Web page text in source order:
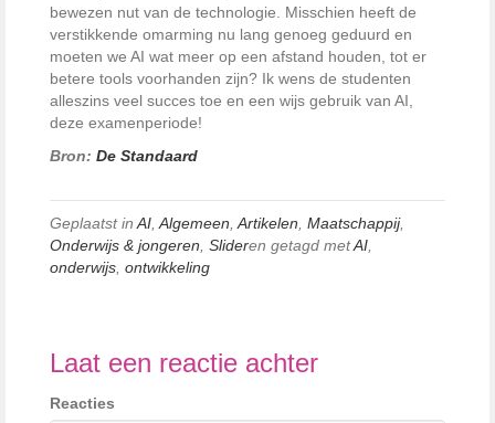
bewezen nut van de technologie. Misschien heeft de
verstikkende omarming nu lang genoeg geduurd en
moeten we AI wat meer op een afstand houden, tot er
betere tools voorhanden zijn? Ik wens de studenten
alleszins veel succes toe en een wijs gebruik van AI,
deze examenperiode!
Bron: De Standaard
Geplaatst in AI Algemeen Artikelen Maatschappij,
Onderwijs & jongeren Slideren getagd metAI
onderwijs ontwikkeling
Laat een reactie achter
Reacties